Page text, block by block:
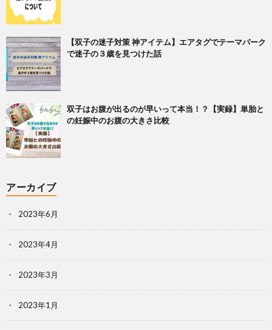
【双子の迷子対策 神アイテム】エアタグでテーマパーク
で迷子の３歳を見つけた話
双子はお腹が出るのが早いって本当！？【実録】単胎と
の妊娠中のお腹の大きさ比較
アーカイブ
2023年6月
2023年4月
2023年3月
2023年1月